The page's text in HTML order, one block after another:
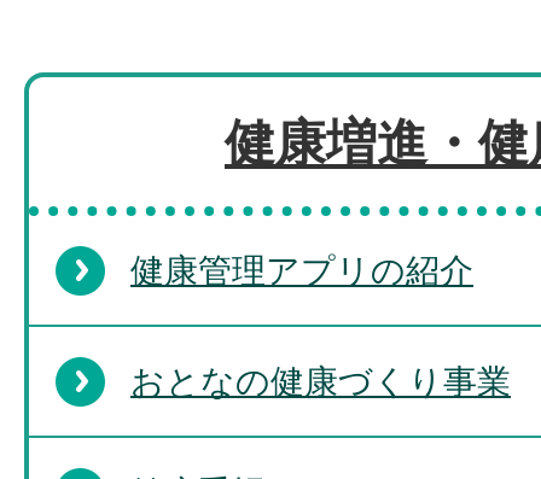
健康増進・
健康管理アプリの紹介
おとなの健康づくり事業